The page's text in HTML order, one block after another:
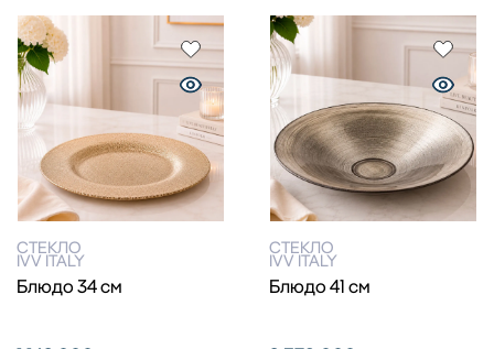
СТЕКЛО
IVV ITALY
Блюдо 34 см
СТЕКЛО
IVV ITALY
Блюдо 41 см